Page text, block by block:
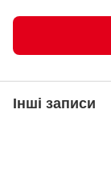
Інші записи